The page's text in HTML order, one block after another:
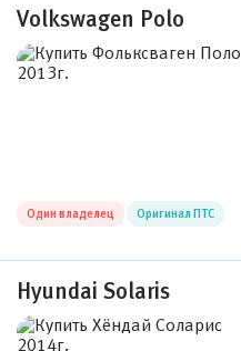
Volkswagen Polo
Один владелец Оригинал ПТС
Hyundai Solaris